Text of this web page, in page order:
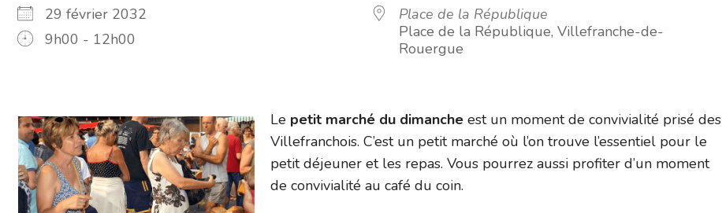
29 février 2032
9h00 - 12h00
Place de la République
Place de la République, Villefranche-de-
Rouergue
Le petit marché du dimanche est un moment de convivialité prisé des
Villefranchois. C’est un petit marché où l’on trouve l’essentiel pour le
petit déjeuner et les repas. Vous pourrez aussi profiter d’un moment
de convivialité au café du coin.